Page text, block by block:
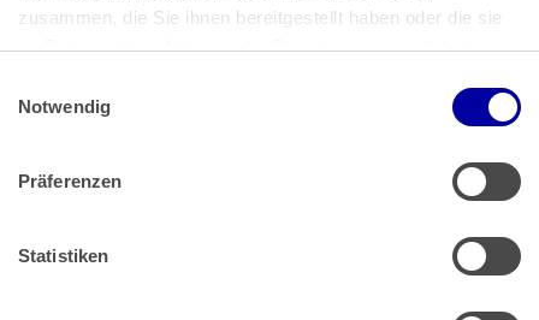
zusammen, die Sie ihnen bereitgestellt haben oder die sie
im Rahmen Ihrer Nutzung der Dienste gesammelt haben.
Impressum
Notwendig
Präferenzen
Statistiken
Pressemitteilungen|AGB
Impressum|Datenschutz
Muster Widerrufsformular (PDF)